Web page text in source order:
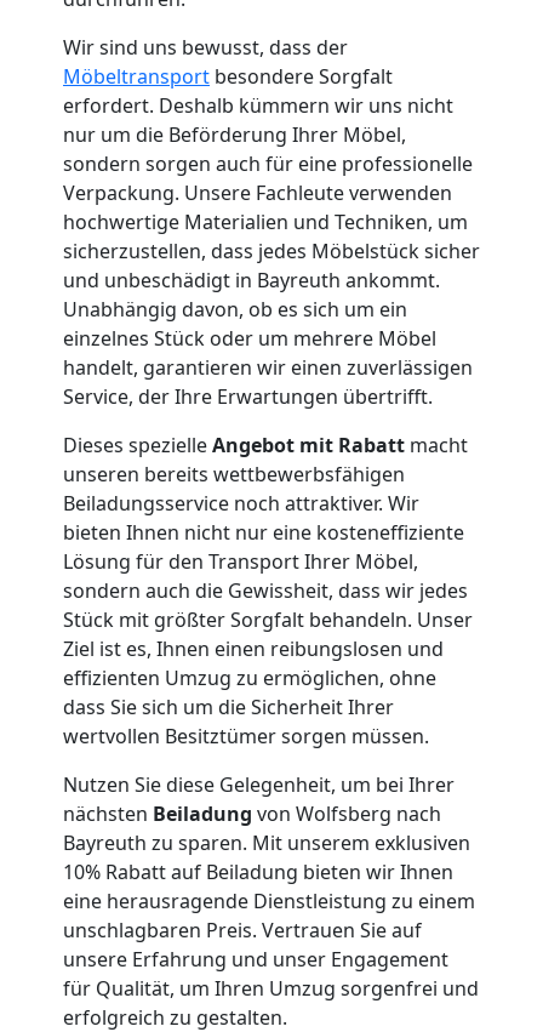
Wir sind uns bewusst, dass der
Möbeltransport besondere Sorgfalt
erfordert. Deshalb kümmern wir uns nicht
nur um die Beförderung Ihrer Möbel,
sondern sorgen auch für eine professionelle
Verpackung. Unsere Fachleute verwenden
hochwertige Materialien und Techniken, um
sicherzustellen, dass jedes Möbelstück sicher
und unbeschädigt in Bayreuth ankommt.
Unabhängig davon, ob es sich um ein
einzelnes Stück oder um mehrere Möbel
handelt, garantieren wir einen zuverlässigen
Service, der Ihre Erwartungen übertrifft.
Dieses spezielleAngebot mit Rabatt macht
unseren bereits wettbewerbsfähigen
Beiladungsservice noch attraktiver. Wir
bieten Ihnen nicht nur eine kosteneffiziente
Lösung für den Transport Ihrer Möbel,
sondern auch die Gewissheit, dass wir jedes
Stück mit größter Sorgfalt behandeln. Unser
Ziel ist es, Ihnen einen reibungslosen und
effizienten Umzug zu ermöglichen, ohne
dass Sie sich um die Sicherheit Ihrer
wertvollen Besitztümer sorgen müssen.
Nutzen Sie diese Gelegenheit, um bei Ihrer
nächsten Beiladung von Wolfsberg nach
Bayreuth zu sparen. Mit unserem exklusiven
10% Rabatt auf Beiladung bieten wir Ihnen
eine herausragende Dienstleistung zu einem
unschlagbaren Preis. Vertrauen Sie auf
unsere Erfahrung und unser Engagement
für Qualität, um Ihren Umzug sorgenfrei und
erfolgreich zu gestalten.
Wolfsberg
Umzug
und
Lagerung
Wolfsberg
Full-
Service-
Umzug
Wolfsberg
Qualitäts-
Umzüge
Wolfsberg
Vereinsumzug
Wolfsberg